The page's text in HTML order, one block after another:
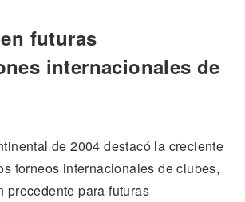
futuras
internacionales de
de 2004 destacó la creciente
torneos internacionales de clubes,
precedente para futuras